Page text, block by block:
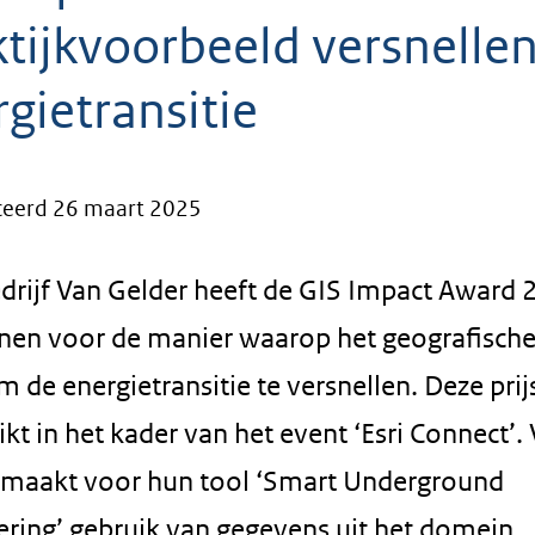
26 maart 2025
Van Gelder heeft de GIS Impact Award
voor de manier waarop het
de energietransitie te versnellen. Deze
in het kader van het event ‘Esri Connect’.
voor hun tool ‘Smart Underground
gebruik van gegevens uit het domein